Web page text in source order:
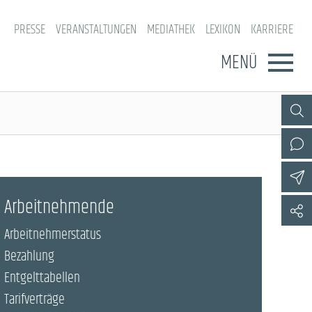
PRESSE VERANSTALTUNGEN MEDIATHEK LEXIKON KARRIERE
MENÜ
Arbeitnehmende
Arbeitnehmerstatus
Bezahlung
Entgelttabellen
Tarifverträge